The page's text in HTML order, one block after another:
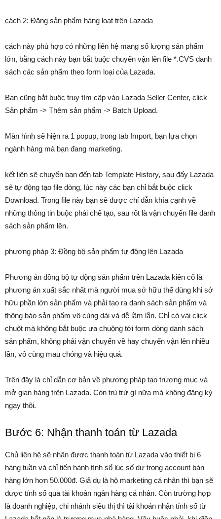
cách 2: Đăng sản phẩm hàng loạt trên Lazada
cách này phù hợp có những liên hệ mang số lượng sản phẩm
lớn, bằng cách này bạn bắt buộc chuyển vận lên file *.CVS danh
sách các sản phẩm theo form loại của Lazada.
Bạn cũng bắt buộc truy tìm cập vào Lazada Seller Center, click
Sản phẩm -> Thêm sản phẩm -> Batch Upload.
Màn hình sẽ hiện ra 1 popup, trong tab Import, bạn lựa chọn
ngành hàng mà bạn đang marketing.
kết liên sẽ chuyển bạn đến tab Template History, sau đấy Lazada
sẽ tự động tạo file dòng, lúc này các bạn chỉ bắt buộc click
Download. Trong file này bạn sẽ được chỉ dẫn khía cạnh về
những thông tin buộc phải chế tạo, sau rốt là vận chuyển file danh
sách sản phẩm lên.
phương pháp 3: Đồng bộ sản phẩm tự động lên Lazada
Phương án đồng bộ tự động sản phẩm trên Lazada kiên cố là
phương án xuất sắc nhất mà người mua sở hữu thể dùng khi sở
hữu phần lớn sản phẩm và phải tạo ra danh sách sản phẩm và
thông báo sản phẩm vô cùng dài và dễ lầm lẫn. Chỉ có vài click
chuột mà không bắt buộc ưa chuộng tới form dòng danh sách
sản phẩm, không phải vận chuyển về hay chuyển vận lên nhiều
lần, vô cùng mau chóng và hiệu quả.
Trên đây là chỉ dẫn cơ bản về phương pháp tạo trương mục và
mở gian hàng trên Lazada. Còn trù trừ gì nữa mà không đăng ký
ngay thôi.
Bước 6: Nhận thanh toán từ Lazada
Chủ liên hệ sẽ nhận được thanh toán từ Lazada vào thiết bị 6
hàng tuần và chỉ tiến hành tính sổ lúc số dư trong account bán
hàng lớn hơn 50.000đ. Giả dụ là hộ marketing cá nhân thì bạn sẽ
được tính sổ qua tài khoản ngân hàng cá nhân. Còn trường hợp
là doanh nghiệp, chi nhánh siêu thị thì tài khoản nhận tính sổ từ